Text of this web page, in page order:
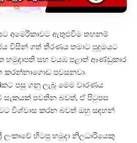
අමෙරිකාවට ඇතුළුවීම තහනම්
විසින් ගත් තීරණය තමාට පුදුමයට
සහ වයඹ පළාත් ආණ්ඩුකාර
කරන්නාගොඩ පවසනවා.
පසු ගනු ලැබූ මෙම වාරණය
සැකයක් පවතින බවත්, ඒ පිටුපස
විශ්වාස කරන බවත් ඔහු සඳහන්
ලංකාවේ හිටපු හමුදා නිලධාරියෙකු